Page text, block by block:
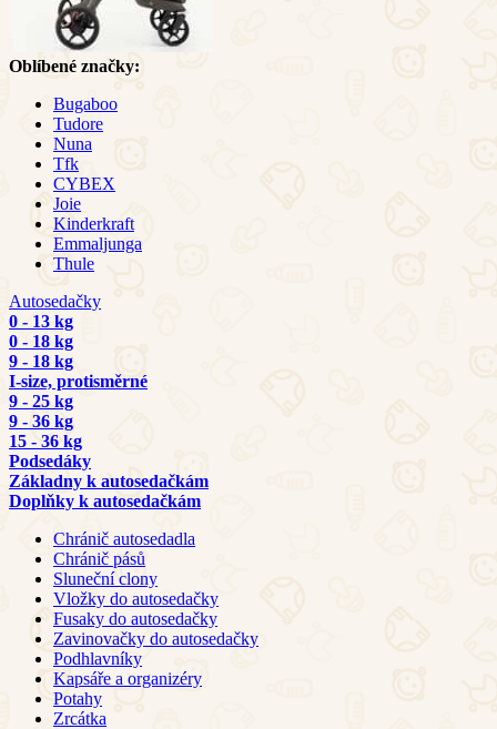
Oblíbené značky:
Bugaboo
Tudore
Nuna
Tfk
CYBEX
Joie
Kinderkraft
Emmaljunga
Thule
Autosedačky
0 - 13 kg
0 - 18 kg
9 - 18 kg
I-size, protisměrné
9 - 25 kg
9 - 36 kg
15 - 36 kg
Podsedáky
Základny k autosedačkám
Doplňky k autosedačkám
Chránič autosedadla
Chránič pásů
Sluneční clony
Vložky do autosedačky
Fusaky do autosedačky
Zavinovačky do autosedačky
Podhlavníky
Kapsáře a organizéry
Potahy
Zrcátka